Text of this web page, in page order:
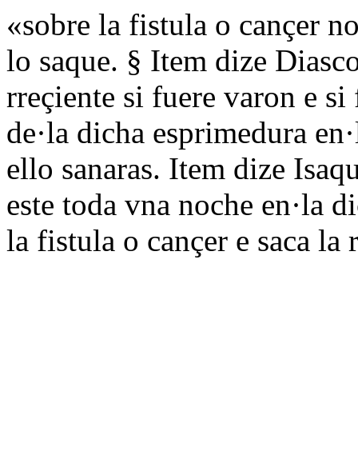
«sobre la fistula o cançer
lo saque. § Item dize
rreçiente si fuere varon e si
de·la dicha esprimedura
ello sanaras. Item dize
este toda vna noche en·la
la fistula o cançer e saca la